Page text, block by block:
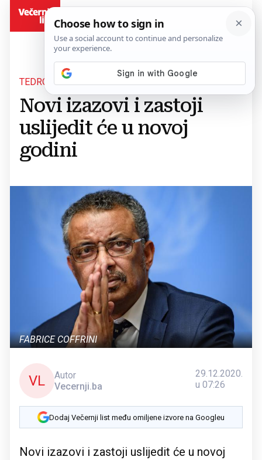
TEDROS GHEBREYESUS UPOZORIO
Novi izazovi i zastoji
uslijedit će u novoj
godini
FABRICE COFFRINI
VL
Autor
Vecernji.ba
29.12.2020.
u 07:26
Dodaj Večernji list među omiljene izvore na Googleu
Novi izazovi i zastoji uslijedit će u novoj